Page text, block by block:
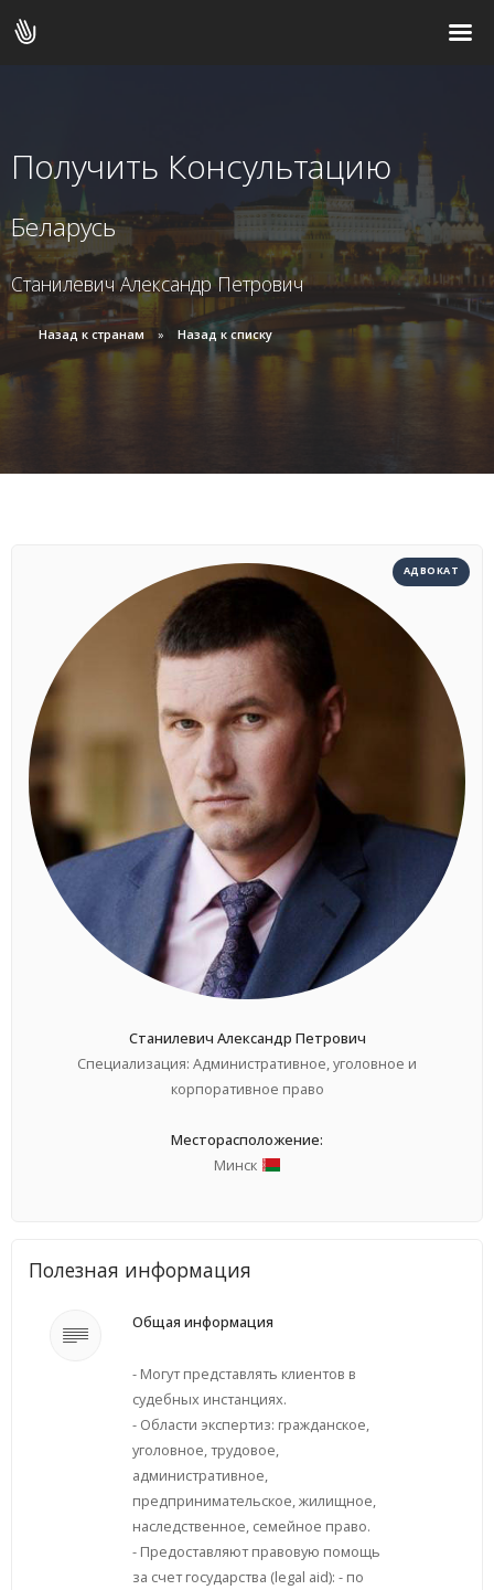
Получить Консультацию
Беларусь
Станилевич Александр Петрович
Назад к странам Назад к списку
Станилевич Александр Петрович
Специализация: Административное, уголовное и
корпоративное право
АДВОКАТ
Месторасположение:
Минск
Полезная информация
Общая информация
- Могут представлять клиентов в
судебных инстанциях.
- Области экспертиз: гражданское,
уголовное, трудовое,
административное,
предпринимательское, жилищное,
наследственное, семейное право.
- Предоставляют правовую помощь
за счет государства (legal aid): - по